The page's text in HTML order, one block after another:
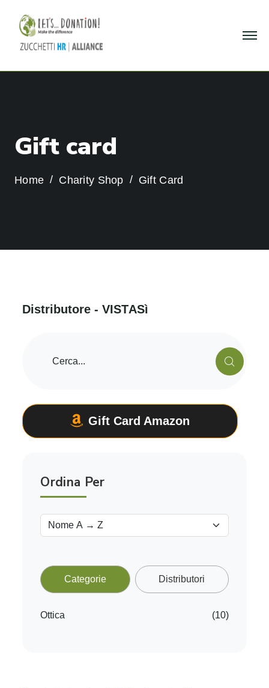
Gift card
Home Charity Shop Gift Card
Distri butore - VISTASì
Gift Card Amazon
Ordina Per
Categorie Distributori
Ottica (10)